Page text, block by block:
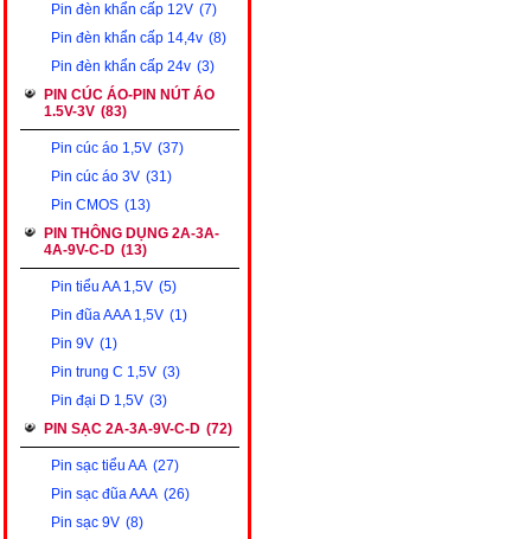
Pin đèn khẩn cấp 12V (7)
Pin đèn khẩn cấp 14,4v (8)
Pin đèn khẩn cấp 24v (3)
PIN CÚC ÁO-PIN NÚT ÁO
1.5V-3V (83)
Pin cúc áo 1,5V (37)
Pin cúc áo 3V (31)
Pin CMOS (13)
PIN THÔNG DỤNG 2A-3A-
4A-9V-C-D (13)
Pin tiểu AA 1,5V (5)
Pin đũa AAA 1,5V (1)
Pin 9V (1)
Pin trung C 1,5V (3)
Pin đại D 1,5V (3)
PIN SẠC 2A-3A-9V-C-D (72)
Pin sạc tiểu AA (27)
Pin sạc đũa AAA (26)
Pin sạc 9V (8)